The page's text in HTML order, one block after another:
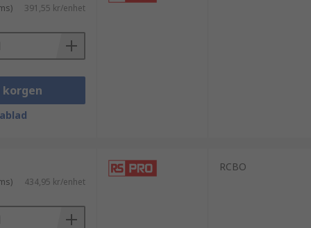
391,55 kr/enhet
korgen
434,95 kr/enhet
RCBO